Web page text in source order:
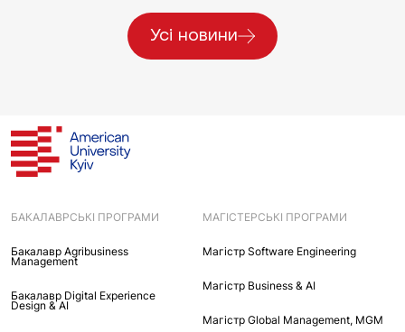
Усі новини
БАКАЛАВРСЬКІ ПРОГРАМИ
Бакалавр Agribusiness
Management
Бакалавр Digital Experience
Design & AI
МАГІСТЕРСЬКІ ПРОГРАМИ
Maгістр Software Engineering
Maгістр Business & AI
Mагістр Global Management, MGM